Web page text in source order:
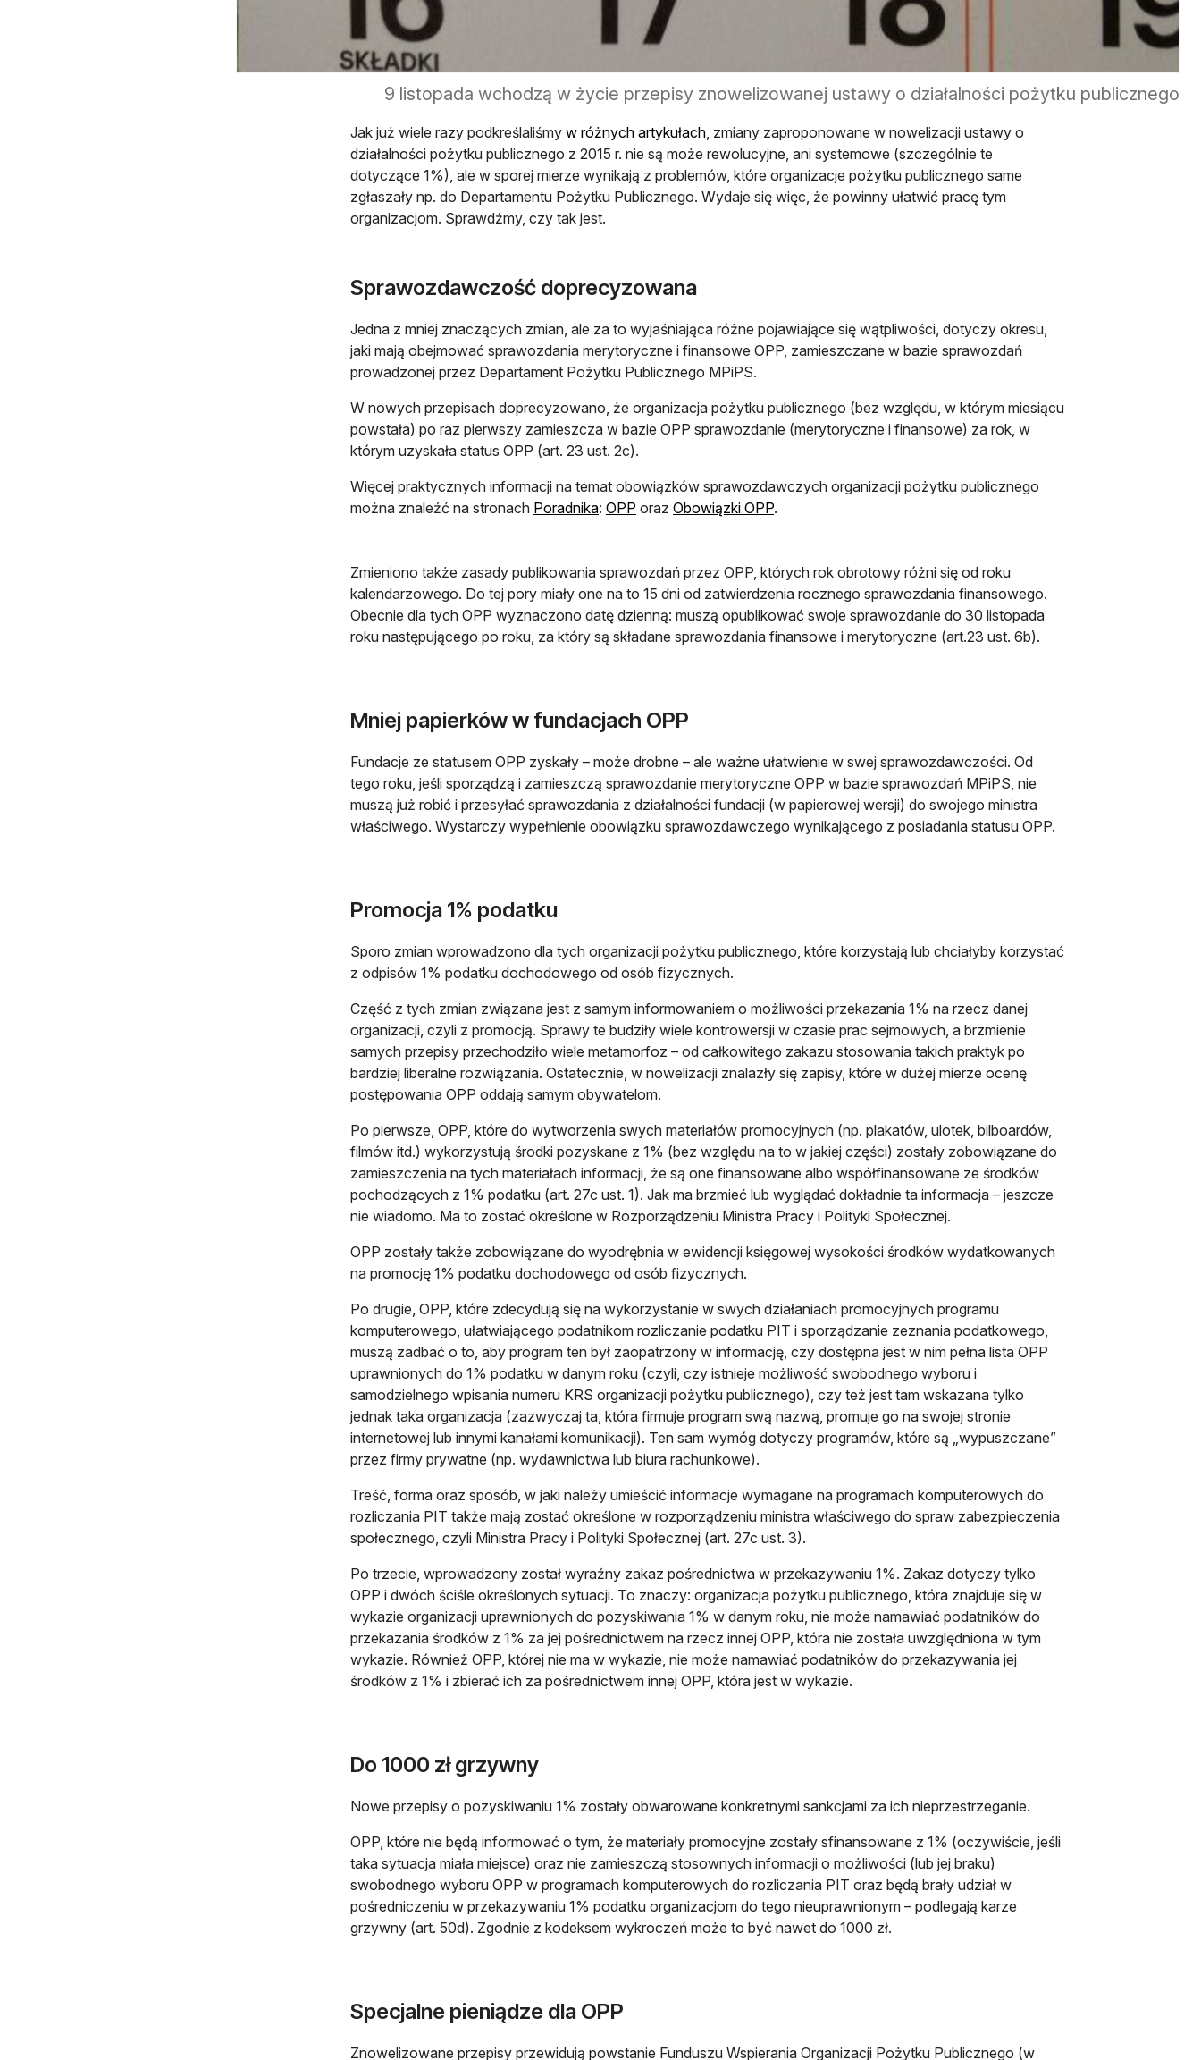
9 listopada wchodzą w życie przepisy znowelizowanej ustawy o działalności pożytku publicznego
Jak już wiele razy podkreślaliśmy w różnych artykułachotwiera się w nowej karcie
, zmiany zaproponowane w nowelizacji ustawy o
działalności pożytku publicznego z 2015 r. nie są może rewolucyjne, ani systemowe (szczególnie te
dotyczące 1%), ale w sporej mierze wynikają z problemów, które organizacje pożytku publicznego same
zgłaszały np. do Departamentu Pożytku Publicznego. Wydaje się więc, że powinny ułatwić pracę tym
organizacjom. Sprawdźmy, czy tak jest.
Sprawozdawczość doprecyzowana
Jedna z mniej znaczących zmian, ale za to wyjaśniająca różne pojawiające się wątpliwości, dotyczy okresu,
jaki mają obejmować sprawozdania merytoryczne i finansowe OPP, zamieszczane w bazie sprawozdań
prowadzonej przez Departament Pożytku Publicznego MPiPS.
W nowych przepisach doprecyzowano, że organizacja pożytku publicznego (bez względu, w którym miesiącu
powstała) po raz pierwszy zamieszcza w bazie OPP sprawozdanie (merytoryczne i finansowe) za rok, w
którym uzyskała status OPP (art. 23 ust. 2c).
Więcej praktycznych informacji na temat obowiązków sprawozdawczych organizacji pożytku publicznego
można znaleźć na stronach Poradnikaotwiera się w nowej karcie
: OPP otwiera się w nowej karcie
oraz Obowiązki OPP.
Zmieniono także zasady publikowania sprawozdań przez OPP, których rok obrotowy różni się od roku
kalendarzowego. Do tej pory miały one na to 15 dni od zatwierdzenia rocznego sprawozdania finansowego.
Obecnie dla tych OPP wyznaczono datę dzienną: muszą opublikować swoje sprawozdanie do 30 listopada
roku następującego po roku, za który są składane sprawozdania finansowe i merytoryczne (art.23 ust. 6b).
Mniej papierków w fundacjach OPP
Fundacje ze statusem OPP zyskały – może drobne – ale ważne ułatwienie w swej sprawozdawczości. Od
tego roku, jeśli sporządzą i zamieszczą sprawozdanie merytoryczne OPP w bazie sprawozdań MPiPS, nie
muszą już robić i przesyłać sprawozdania z działalności fundacji (w papierowej wersji) do swojego ministra
właściwego. Wystarczy wypełnienie obowiązku sprawozdawczego wynikającego z posiadania statusu OPP.
Promocja 1% podatku
Sporo zmian wprowadzono dla tych organizacji pożytku publicznego, które korzystają lub chciałyby korzystać
z odpisów 1% podatku dochodowego od osób fizycznych.
Część z tych zmian związana jest z samym informowaniem o możliwości przekazania 1% na rzecz danej
organizacji, czyli z promocją. Sprawy te budziły wiele kontrowersji w czasie prac sejmowych, a brzmienie
samych przepisy przechodziło wiele metamorfoz – od całkowitego zakazu stosowania takich praktyk po
bardziej liberalne rozwiązania. Ostatecznie, w nowelizacji znalazły się zapisy, które w dużej mierze ocenę
postępowania OPP oddają samym obywatelom.
Po pierwsze, OPP, które do wytworzenia swych materiałów promocyjnych (np. plakatów, ulotek, bilboardów,
filmów itd.) wykorzystują środki pozyskane z 1% (bez względu na to w jakiej części) zostały zobowiązane do
zamieszczenia na tych materiałach informacji, że są one finansowane albo współfinansowane ze środków
pochodzących z 1% podatku (art. 27c ust. 1). Jak ma brzmieć lub wyglądać dokładnie ta informacja – jeszcze
nie wiadomo. Ma to zostać określone w Rozporządzeniu Ministra Pracy i Polityki Społecznej.
OPP zostały także zobowiązane do wyodrębnia w ewidencji księgowej wysokości środków wydatkowanych
na promocję 1% podatku dochodowego od osób fizycznych.
Po drugie, OPP, które zdecydują się na wykorzystanie w swych działaniach promocyjnych programu
komputerowego, ułatwiającego podatnikom rozliczanie podatku PIT i sporządzanie zeznania podatkowego,
muszą zadbać o to, aby program ten był zaopatrzony w informację, czy dostępna jest w nim pełna lista OPP
uprawnionych do 1% podatku w danym roku (czyli, czy istnieje możliwość swobodnego wyboru i
samodzielnego wpisania numeru KRS organizacji pożytku publicznego), czy też jest tam wskazana tylko
jednak taka organizacja (zazwyczaj ta, która firmuje program swą nazwą, promuje go na swojej stronie
internetowej lub innymi kanałami komunikacji). Ten sam wymóg dotyczy programów, które są „wypuszczane”
przez firmy prywatne (np. wydawnictwa lub biura rachunkowe).
Treść, forma oraz sposób, w jaki należy umieścić informacje wymagane na programach komputerowych do
rozliczania PIT także mają zostać określone w rozporządzeniu ministra właściwego do spraw zabezpieczenia
społecznego, czyli Ministra Pracy i Polityki Społecznej (art. 27c ust. 3).
Po trzecie, wprowadzony został wyraźny zakaz pośrednictwa w przekazywaniu 1%. Zakaz dotyczy tylko
OPP i dwóch ściśle określonych sytuacji. To znaczy: organizacja pożytku publicznego, która znajduje się w
wykazie organizacji uprawnionych do pozyskiwania 1% w danym roku, nie może namawiać podatników do
przekazania środków z 1% za jej pośrednictwem na rzecz innej OPP, która nie została uwzględniona w tym
wykazie. Również OPP, której nie ma w wykazie, nie może namawiać podatników do przekazywania jej
środków z 1% i zbierać ich za pośrednictwem innej OPP, która jest w wykazie.
Do 1000 zł grzywny
Nowe przepisy o pozyskiwaniu 1% zostały obwarowane konkretnymi sankcjami za ich nieprzestrzeganie.
OPP, które nie będą informować o tym, że materiały promocyjne zostały sfinansowane z 1% (oczywiście, jeśli
taka sytuacja miała miejsce) oraz nie zamieszczą stosownych informacji o możliwości (lub jej braku)
swobodnego wyboru OPP w programach komputerowych do rozliczania PIT oraz będą brały udział w
pośredniczeniu w przekazywaniu 1% podatku organizacjom do tego nieuprawnionym – podlegają karze
grzywny (art. 50d). Zgodnie z kodeksem wykroczeń może to być nawet do 1000 zł.
Specjalne pieniądze dla OPP
Znowelizowane przepisy przewidują powstanie Funduszu Wspierania Organizacji Pożytku Publicznego (w